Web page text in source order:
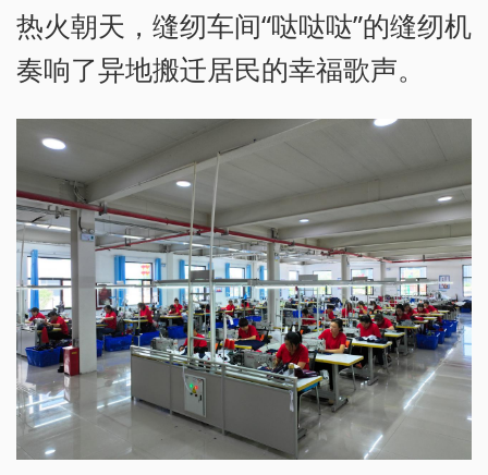
热火朝天，缝纫车间“哒哒哒”的缝纫机
奏响了异地搬迁居民的幸福歌声。